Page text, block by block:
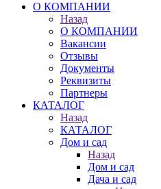
О КОМПАНИИ
Назад
О КОМПАНИИ
Вакансии
Отзывы
Документы
Реквизиты
Партнеры
КАТАЛОГ
Назад
КАТАЛОГ
Дом и сад
Назад
Дом и сад
Дача и сад